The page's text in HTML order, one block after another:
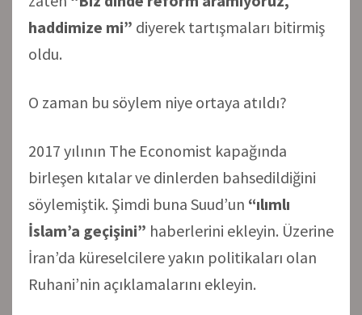
haddimize mi” diyerek tartışmaları bitirmiş
oldu.
O zaman bu söylem niye ortaya atıldı?
2017 yılının The Economist kapağında
birleşen kıtalar ve dinlerden bahsedildiğini
söylemiştik. Şimdi buna Suud’un “ılımlı
İslam’a geçişini” haberlerini ekleyin. Üzerine
İran’da küreselcilere yakın politikaları olan
Ruhani’nin açıklamalarını ekleyin.